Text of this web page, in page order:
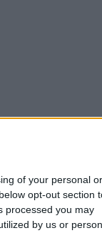
of your personal or
opt-out section
processed you may
by us or